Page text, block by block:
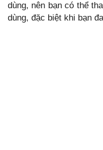
dùng, nên bạn có thể
dùng, đặc biệt khi bạn